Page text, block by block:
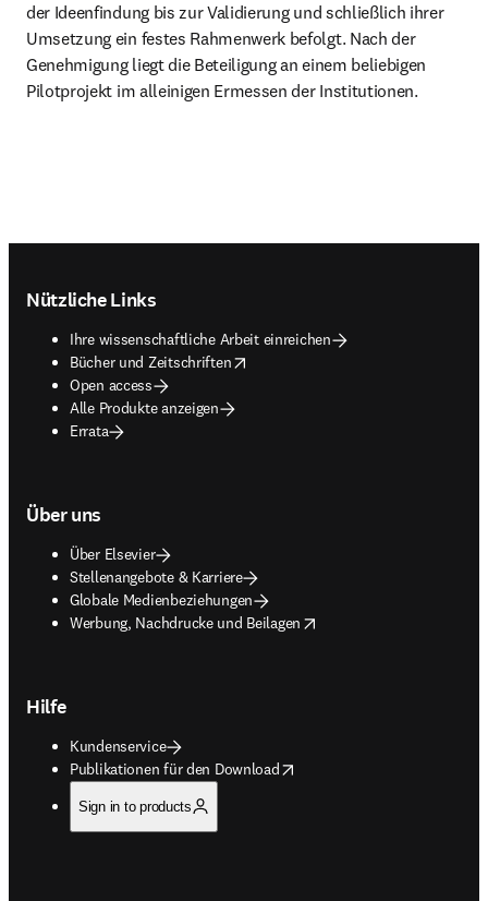
der Ideenfindung bis zur Validierung und schließlich ihrer
Umsetzung ein festes Rahmenwerk befolgt. Nach der
Genehmigung liegt die Beteiligung an einem beliebigen
Pilotprojekt im alleinigen Ermessen der Institutionen.
Nützliche Links
Ihre wissenschaftliche Arbeit einreichen
Bücher und Zeitschriften
opens in new tab/window
Open access
Alle Produkte anzeigen
Errata
Über uns
Über Elsevier
Stellenangebote & Karriere
Globale Medienbeziehungen
Werbung, Nachdrucke und Beilagen
opens in new tab/window
Hilfe
Kundenservice
Publikationen für den Download
opens in new tab/window
Sign in to products